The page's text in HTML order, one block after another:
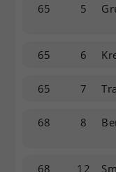
65 5
65 6
65 7
68 8
68 12